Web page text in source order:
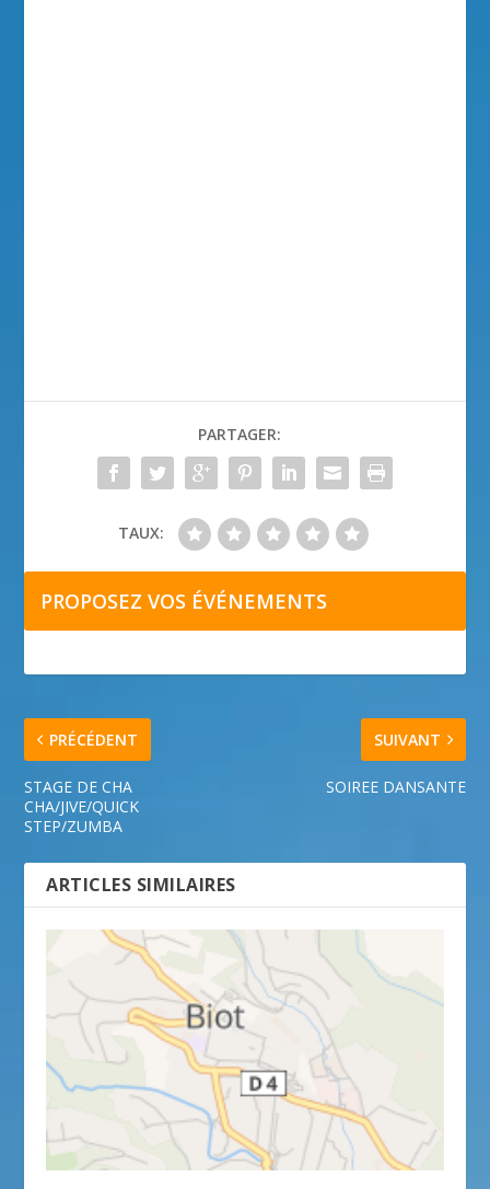
PARTAGER:
TAUX:
PROPOSEZ VOS ÉVÉNEMENTS
PRÉCÉDENT
STAGE DE CHA
CHA/JIVE/QUICK
STEP/ZUMBA
SUIVANT
SOIREE DANSANTE
ARTICLES SIMILAIRES